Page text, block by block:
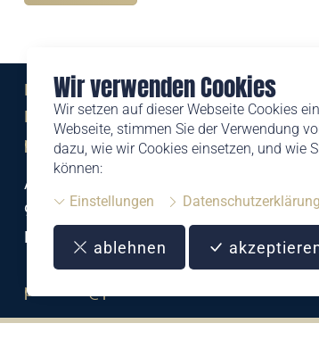
Wir verwenden Cookies
Wir setzen auf dieser Webseite Cookies
Webseite, stimmen Sie der Verwendung
dazu, wie wir Cookies einsetzen, und wie
können:
Einstellungen
Datenschutzerklärung
ablehnen
Eine Marke der
Liechtensteinischen Post AG
post.li
Alte Zollstrasse 11
9494 Schaan
Liechtenstein
T +423 399 44 66
philatelie@post.li